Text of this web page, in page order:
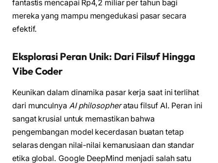
fantastis mencapai Rp4,2 miliar per tahun bagi
mereka yang mampu mengedukasi pasar secara
efektif.
Eksplorasi Peran Unik: Dari Filsuf Hingga
Vibe Coder
Keunikan dalam dinamika pasar kerja saat ini terlihat
dari munculnya AI philosopheratau filsuf AI. Peran ini
sangat krusial untuk memastikan bahwa
pengembangan model kecerdasan buatan tetap
selaras dengan nilai-nilai kemanusiaan dan standar
etika global. Google DeepMind menjadi salah satu